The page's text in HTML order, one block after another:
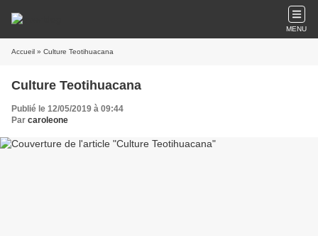
MENU
Accueil » Culture Teotihuacana
Culture Teotihuacana
Publié le 12/05/2019 à 09:44
Par caroleone